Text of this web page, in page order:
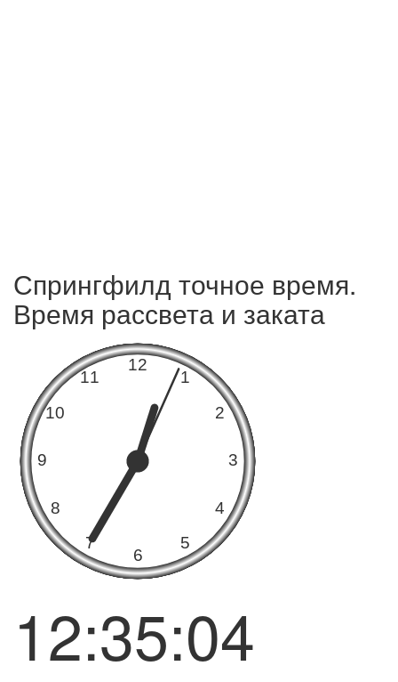
Спрингфилд точное время.
Время рассвета и заката
12:35:05